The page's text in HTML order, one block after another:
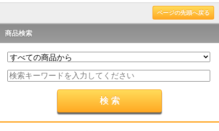
ページの先頭へ戻る
商品検索